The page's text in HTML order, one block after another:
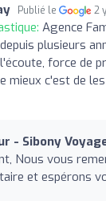
Publié le 2
Agence
plusieurs
force de
mieux c'est de
- Sibony
Nous vous
et espérons